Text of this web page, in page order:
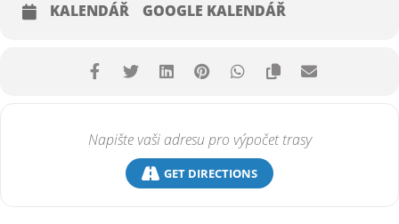
KALENDÁŘ GOOGLE KALENDÁŘ
GET DIRECTIONS